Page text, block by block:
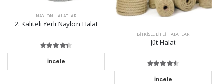
NAYLON HALATLAR
2. Kaliteli Yerli Naylon Halat
İncele
BITKISEL LIFLI HALATLAR
Jüt Halat
İncele